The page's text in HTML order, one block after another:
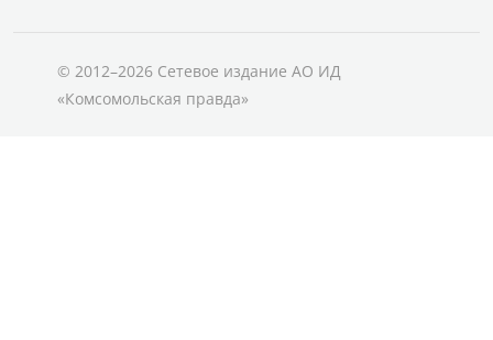
© 2012–2026 Сетевое издание АО ИД
«Комсомольская правда»